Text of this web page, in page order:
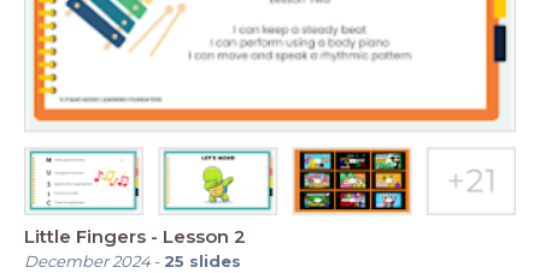
Little Fingers - Lesson 2
December 2024- 25 slides